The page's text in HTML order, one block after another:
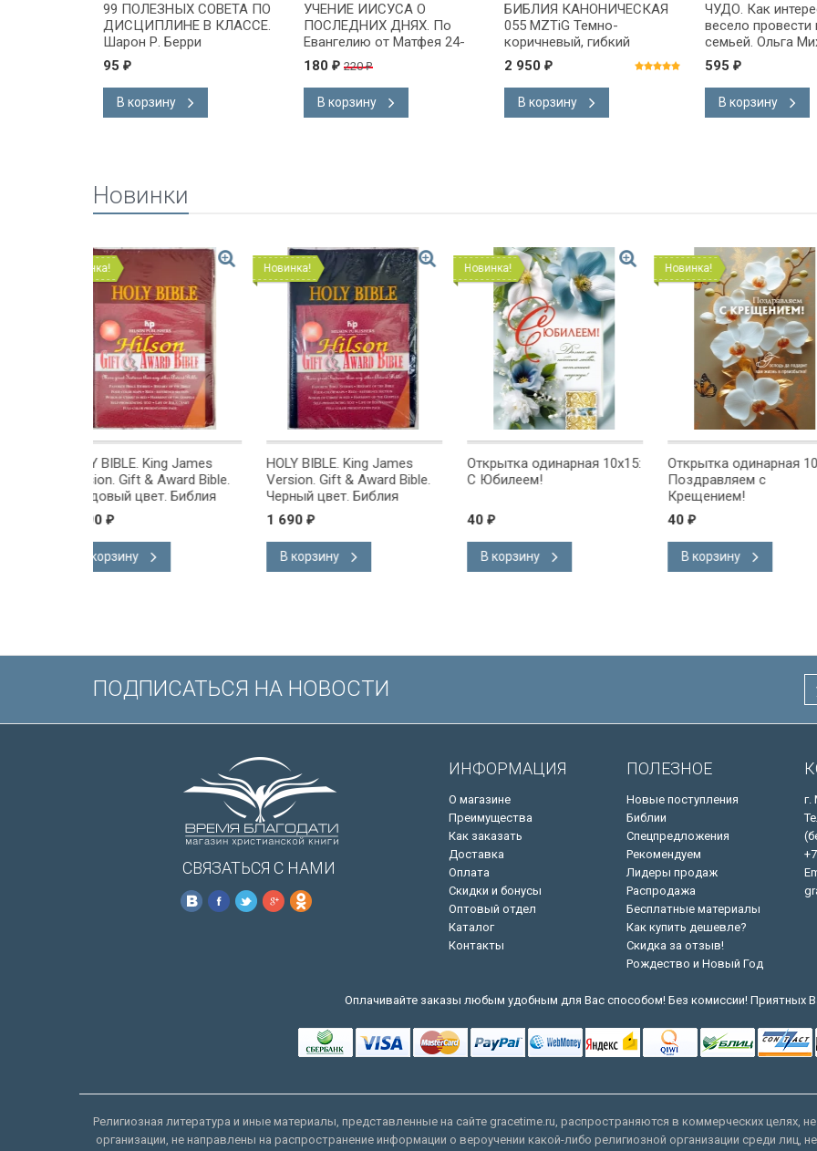
99 ПОЛЕЗНЫХ СОВЕТА ПО
ДИСЦИПЛИНЕ В КЛАССЕ.
Шарон Р. Берри
95 ₽
В корзину
УЧЕНИЕ ИИСУСА О
ПОСЛЕДНИХ ДНЯХ. По
Евангелию от Матфея 24-
25. Брайан Хьюз
180 ₽ 220₽
В корзину
БИБЛИЯ КАНОНИЧЕСКАЯ
055 MZTiG Темно-
коричневый, гибкий
переплет из термовинила,
молния, золотой обрез,
индексы, закладка
/135х210/
2 950 ₽
В корзину
ЧУДО. Как
весело провести
семьей. Ольга
595 ₽
В корзину
Новинки
Новинка!
HOLY BIBLE. King James
Version. Gift & Award Bible.
Черный цвет. Библия
Короля Иакова на
английском языке.
Словарь, карты, закладка,
подарочная вкладка, слова
1 690
В корзину
Новинка!
Открытка одинарная 10x15:
С Юбилеем!
40
В корзину
Новинка!
Открытка одинарная 10x15:
Поздравляем с
В корзину
Новинка!
Открытка
Поздравляем!
В корзину
ПОДПИСАТЬСЯ НА НОВОСТИ
СВЯЗАТЬСЯ С НАМИ
ИНФОРМАЦИЯ
О магазине
Преимущества
Как заказать
Доставка
Оплата
Скидки и бонусы
Оптовый отдел
Каталог
Контакты
ПОЛЕЗНОЕ
Новые поступления
Библии
Спецпредложения
Рекомендуем
Лидеры продаж
Распродажа
Бесплатные материалы
Как купить дешевле?
Скидка за отзыв!
Рождество и Новый Год
г.
Оплачивайте заказы любым удобным для Вас способом! Без комиссии! Приятных
Религиозная литература и иные материалы, представленные на сайте gracetime.ru, распространяются в коммерческих целях,
организации, не направлены на распространение информации о вероучении какой-либо религиозной организации среди лиц,